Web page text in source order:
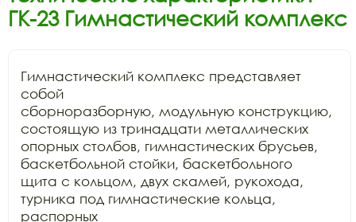
ГК-23 Гимнастический комплекс
Гимнастический комплекс представляет
собой
сборноразборную, модульную конструкцию,
состоящую из тринадцати металлических
опорных столбов, гимнастических брусьев,
баскетбольной стойки, баскетбольного
щита с кольцом, двух скамей, рукохода,
турника под гимнастические кольца,
распорных